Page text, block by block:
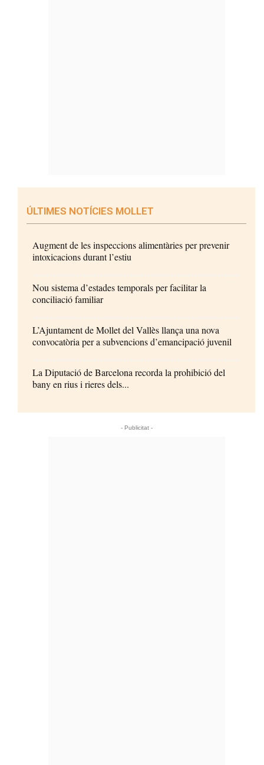
ÚLTIMES NOTÍCIES MOLLET
Augment de les inspeccions alimentàries per prevenir
intoxicacions durant l’estiu
Nou sistema d’estades temporals per facilitar la
conciliació familiar
L’Ajuntament de Mollet del Vallès llança una nova
convocatòria per a subvencions d’emancipació juvenil
La Diputació de Barcelona recorda la prohibició del
bany en rius i rieres dels...
- Publicitat -